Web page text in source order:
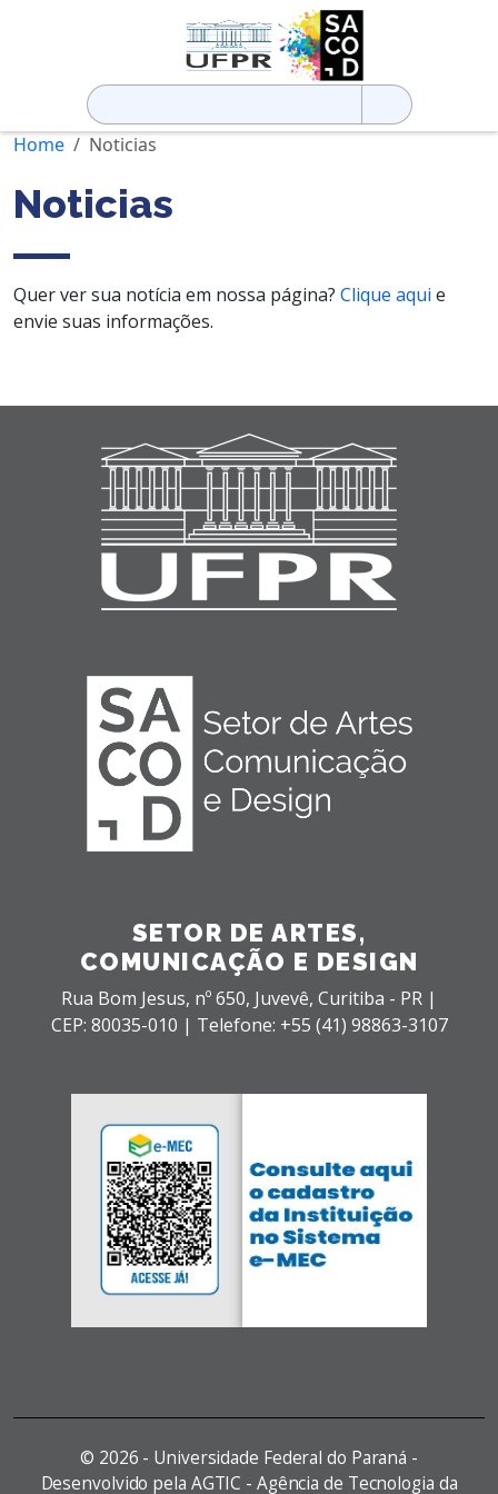
Pesquisar
por:
Home
Noticias
Noticias
Quer ver sua notícia em nossa página? Clique aqui e
envie suas informações.
SETOR DE ARTES,
COMUNICAÇÃO E DESIGN
Rua Bom Jesus, nº 650, Juvevê, Curitiba - PR |
CEP: 80035-010 | Telefone: +55 (41) 98863-3107
© 2026 - Universidade Federal do Paraná -
Desenvolvido pela AGTIC - Agência de Tecnologia da